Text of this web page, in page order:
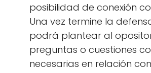
posibilidad de conexión
Una vez termine la
podrá plantear al
preguntas o cuestiones
necesarias en relación